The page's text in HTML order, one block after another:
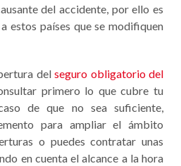
del accidente, por ello es
estos países que se modifiquen
del seguro obligatorio del
primero lo que cubre tu
de que no sea suficiente,
para ampliar el ámbito
o puedes contratar unas
en cuenta el alcance a la hora